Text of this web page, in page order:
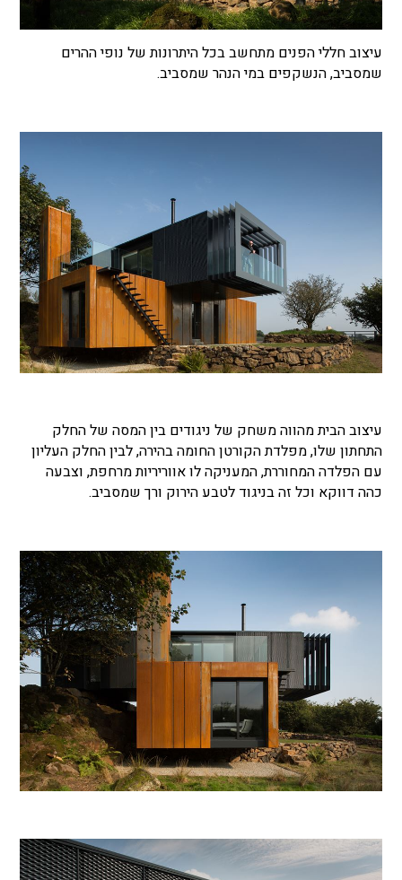
עיצוב חללי הפנים מתחשב בכל היתרונות של נופי ההרים
שמסביב, הנשקפים במי הנהר שמסביב.
עיצוב הבית מהווה משחק של ניגודים בין המסה של החלק
התחתון שלו, מפלדת הקורטן החומה בהירה, לבין החלק העליון
עם הפלדה המחוררת, המעניקה לו אווריריות מרחפת, וצבעה
כהה דווקא וכל זה בניגוד לטבע הירוק ורך שמסביב.